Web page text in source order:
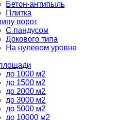
Бетон-антипыль
Плитка
ворот
С пандусом
Докового типа
На нулевом уровне
до 1000 м2
до 1500 м2
до 2000 м2
до 3000 м2
до 5000 м2
до 10000 м2